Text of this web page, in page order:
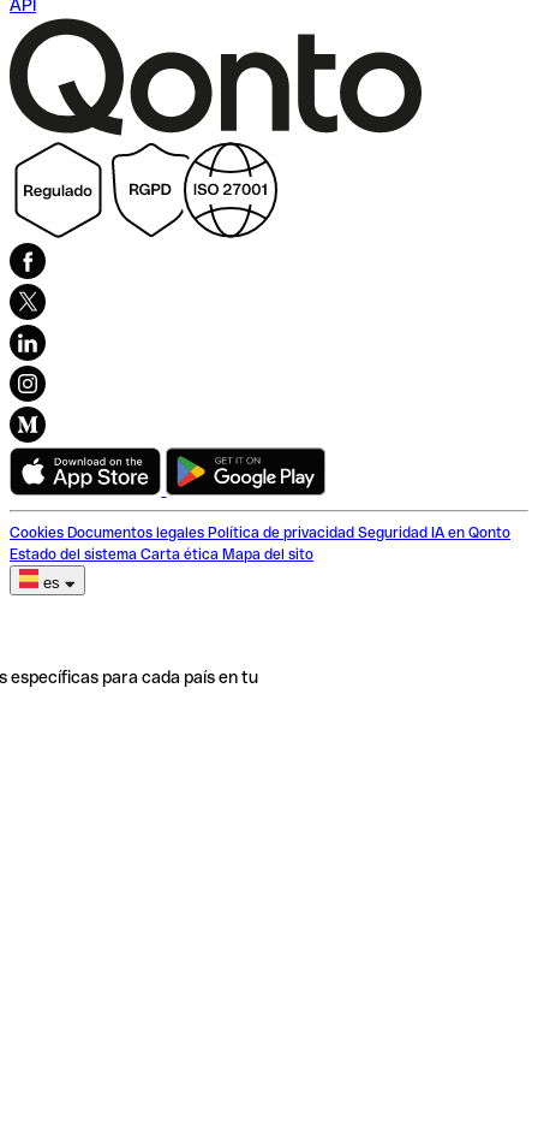
API
Cookies Documentos legales Política de privacidad Seguridad IA en Qonto
Estado del sistema Carta ética Mapa del sito
es
específicas para cada país en tu